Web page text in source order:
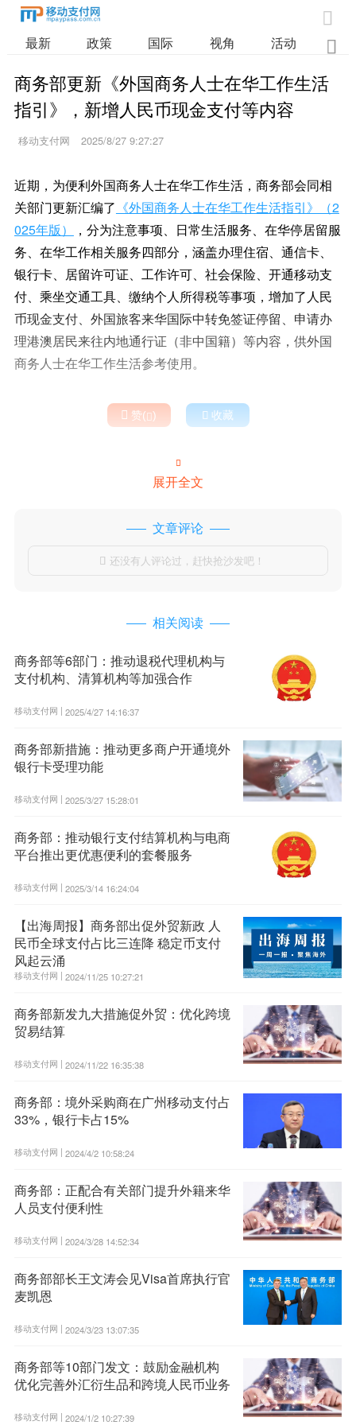

最新 政策 国际 视角 活动 业

商务部更新《外国商务人士在华工作生活
指引》，新增人民币现金支付等内容
移动支付网 2025/8/27 9:27:27
近期，为便利外国商务人士在华工作生活，商务部会同相
关部门更新汇编了 《外国商务人士在华工作生活指引》（2
025年版）
，分为注意事项、日常生活服务、在华停居留服
务、在华工作相关服务四部分，涵盖办理住宿、通信卡、
银行卡、居留许可证、工作许可、社会保险、开通移动支
付、乘坐交通工具、缴纳个人所得税等事项，增加了人民
币现金支付、外国旅客来华国际中转免签证停留、申请办
理港澳居民来往内地通行证（非中国籍）等内容，供外国
商务人士在华工作生活参考使用。
 赞()  收藏

展开全文
文章评论
 还没有人评论过，赶快抢沙发吧！
相关阅读
商务部等6部门：推动退税代理机构与
支付机构、清算机构等加强合作
移动支付网 | 2025/4/27 14:16:37
商务部新措施：推动更多商户开通境外
银行卡受理功能
移动支付网 | 2025/3/27 15:28:01
商务部：推动银行支付结算机构与电商
平台推出更优惠便利的套餐服务
移动支付网 | 2025/3/14 16:24:04
【出海周报】商务部出促外贸新政 人
民币全球支付占比三连降 稳定币支付
风起云涌
移动支付网 | 2024/11/25 10:27:21
商务部新发九大措施促外贸：优化跨境
贸易结算
移动支付网 | 2024/11/22 16:35:38
商务部：境外采购商在广州移动支付占
33%，银行卡占15%
移动支付网 | 2024/4/2 10:58:24
商务部：正配合有关部门提升外籍来华
人员支付便利性
移动支付网 | 2024/3/28 14:52:34
商务部部长王文涛会见Visa首席执行官
麦凯恩
移动支付网 | 2024/3/23 13:07:35
商务部等10部门发文：鼓励金融机构
优化完善外汇衍生品和跨境人民币业务
移动支付网 | 2024/1/2 10:27:39